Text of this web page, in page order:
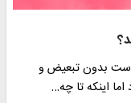
بدون تبعیض و
تا چه…